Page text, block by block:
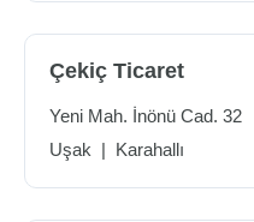
Çekiç Ticaret
Yeni Mah. İnönü Cad. 32
Uşak | Karahallı